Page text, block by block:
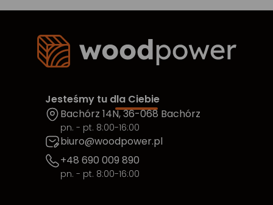
Jesteśmy tu dla Ciebie
Bachórz 14N, 36-068 Bachórz
pn. - pt. 8:00-16:00
biuro@woodpower.pl
+48 690 009 890
pn. - pt. 8:00-16:00